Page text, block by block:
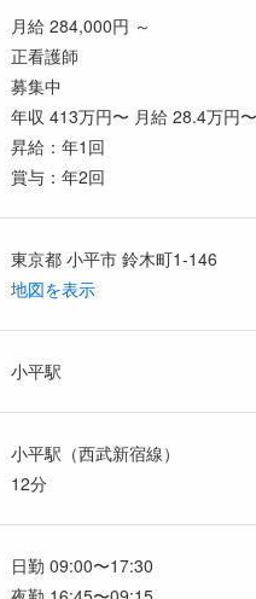
月給 284,000円 ～
正看護師
募集中
年収 413万円〜 月給 28.4万円〜
昇給：年1回
賞与：年2回
東京都 小平市 鈴木町1-146
地図を表示
小平駅
小平駅（西武新宿線）
12分
日勤 09:00〜17:30